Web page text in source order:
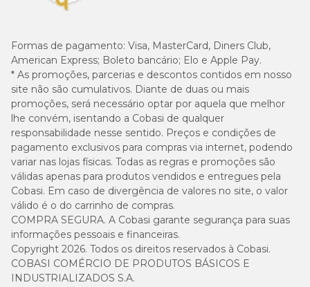
Formas de pagamento: Visa, MasterCard, Diners Club,
American Express; Boleto bancário; Elo e Apple Pay.
* As promoções, parcerias e descontos contidos em nosso
site não são cumulativos. Diante de duas ou mais
promoções, será necessário optar por aquela que melhor
lhe convém, isentando a Cobasi de qualquer
responsabilidade nesse sentido. Preços e condições de
pagamento exclusivos para compras via internet, podendo
variar nas lojas físicas. Todas as regras e promoções são
válidas apenas para produtos vendidos e entregues pela
Cobasi. Em caso de divergência de valores no site, o valor
válido é o do carrinho de compras.
COMPRA SEGURA. A Cobasi garante segurança para suas
informações pessoais e financeiras.
Copyright 2026. Todos os direitos reservados à Cobasi.
COBASI COMÉRCIO DE PRODUTOS BÁSICOS E
INDUSTRIALIZADOS S.A.